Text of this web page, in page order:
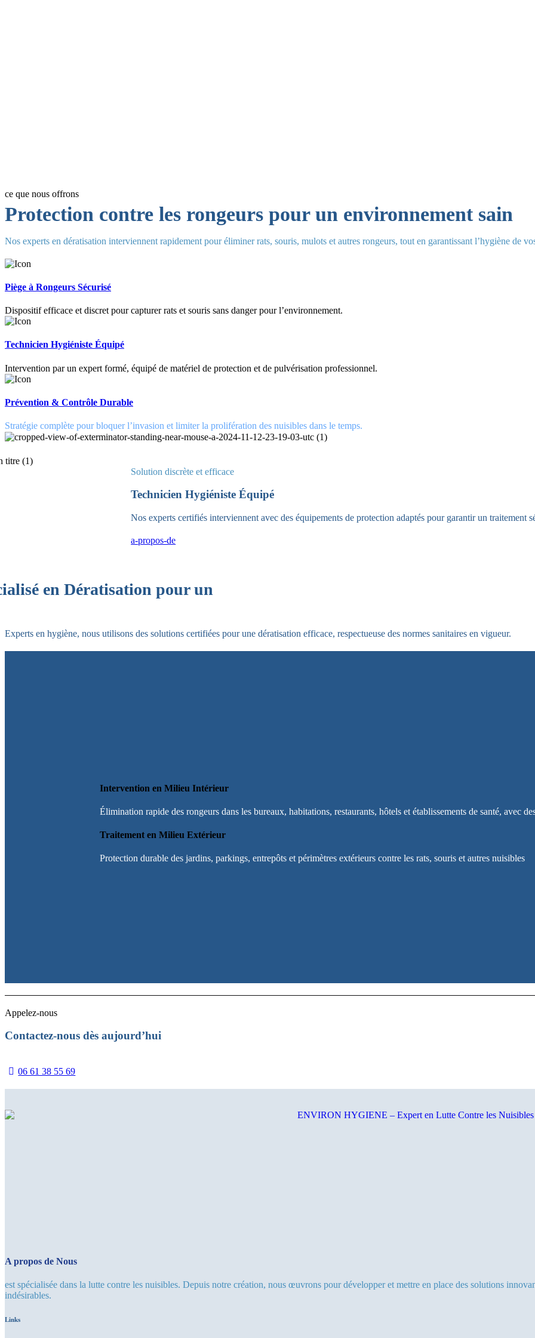
ce que nous offrons
Protection contre les rongeurs pour un environnement sain
Nos experts en dératisation interviennent rapidement pour éliminer rats, souris, mulots et autres rongeurs, tout en garantissant l’hygiène de
Piège à Rongeurs Sécurisé
Dispositif efficace et discret pour capturer rats et souris sans danger pour l’environnement.
Technicien Hygiéniste Équipé
Intervention par un expert formé, équipé de matériel de protection et de pulvérisation professionnel.
Prévention & Contrôle Durable
Stratégie complète pour bloquer l’invasion et limiter la prolifération des nuisibles dans le temps.
Solution discrète et efficace
Technicien Hygiéniste Équipé
Nos experts certifiés interviennent avec des équipements de protection adaptés pour garantir un traitement
a-propos-de
en Dératisation pour un
Experts en hygiène, nous utilisons des solutions certifiées pour une dératisation efficace, respectueuse des normes sanitaires en vigueur.
Intervention en Milieu Intérieur
Élimination rapide des rongeurs dans les bureaux, habitations, restaurants, hôtels et établissements de santé, avec
Traitement en Milieu Extérieur
Protection durable des jardins, parkings, entrepôts et périmètres extérieurs contre les rats, souris et autres nuisibles
Appelez-nous
Contactez-nous dès aujourd’hui
06 61 38 55 69
A propos de Nous
est spécialisée dans la lutte contre les nuisibles. Depuis notre création, nous œuvrons pour développer et mettre en place des solutions
indésirables.
Links